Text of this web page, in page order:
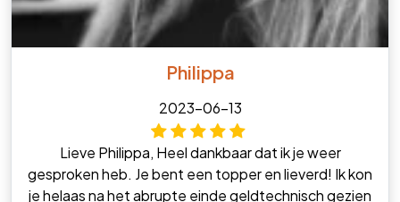
Philippa
2023-06-13
Lieve Philippa, Heel dankbaar dat ik je weer
gesproken heb. Je bent een topper en lieverd! Ik kon
je helaas na het abrupte einde geldtechnisch gezien